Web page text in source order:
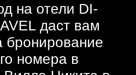
на отели DI-
даст вам
бронирование
номера в